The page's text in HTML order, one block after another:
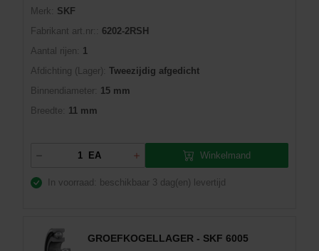
Merk:
SKF
Fabrikant art.nr::
6202-2RSH
Aantal rijen:
1
Afdichting (Lager): Tweezijdig afgedicht
Binnendiameter: 15 mm
Breedte:
11 mm
EA Winkelmand
In voorraad: beschikbaar 3 dag(en) levertijd
GROEFKOGELLAGER - SKF 6005